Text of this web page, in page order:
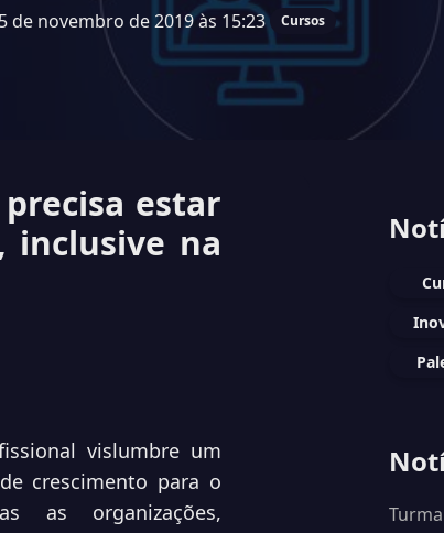
de novembro de 2019 às 15:23 Cursos
estar
inclusive na
vislumbre um
crescimento para o
as organizações,